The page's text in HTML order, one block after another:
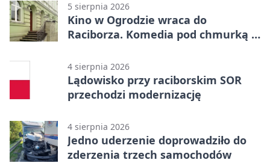
5 sierpnia 2026
Kino w Ogrodzie wraca do
Raciborza. Komedia pod chmurką w
4 sierpnia 2026
Lądowisko przy raciborskim SOR
przechodzi modernizację
4 sierpnia 2026
Jedno uderzenie doprowadziło do
zderzenia trzech samochodów